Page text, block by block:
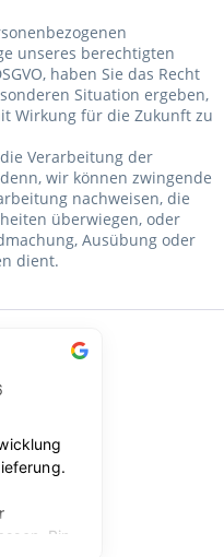
unseres berechtigten
haben Sie das Recht
Situation ergeben,
Wirkung für die Zukunft zu
Verarbeitung der
wir können zwingende
nachweisen, die
überwiegen, oder
Ausübung oder
dient.